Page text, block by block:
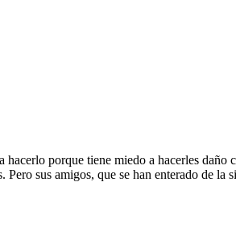
porque tiene miedo a hacerles
sus amigos, que se han enterado de